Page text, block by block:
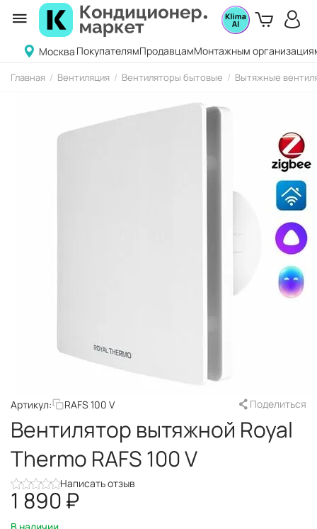
Москва ПокупателямПродавцамМонтажным
Главная / Вентиляция / Вентиляторы бытовые / Вытяжные
Артикул: RAFS 100 V Поделиться
Вентилятор вытяжной Royal
Thermo RAFS 100 V
Написать отзыв
1 890₽